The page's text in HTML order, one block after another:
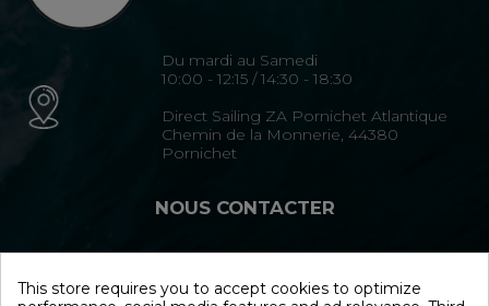
Du mardi au Samedi
10:00 - 12:15 / 14:30 - 18:30
Direct Sailing ZA Pornichet Atlantique
Chemin de la Monnerie, 44380
Pornichet
NOUS CONTACTER
This store requires you to accept cookies to optimize